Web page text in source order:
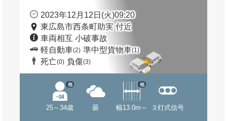
2023年12月12日(火)09:20
東広島市西条町助実 付近
車両相互 小破事故
軽自動車(2) 準中型貨物車(1)
死亡(0) 負傷(3)
25～34歳
他
曇 幅13.0m～
他
３灯式信号